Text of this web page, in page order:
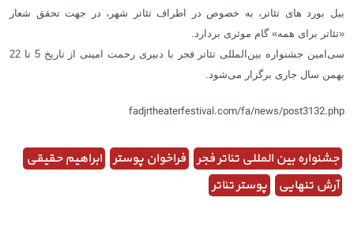
بیل بورد های تئاتر، به خصوص در اطراف تئاتر شهر، در جهت تحقق شعار
«تئاتر برای همه» گام موثری بردارد.
سی‌امین جشنواره بین‌المللی تئاتر فجر با دبیری رحمت امینی از تاریخ 5 تا 22
بهمن سال جاری برگزار می‌شود.
fadjrtheaterfestival.com/fa/news/post3132.php
جشنواره بین المللی تئاتر فجر فراخوان پوستر
ابراهیم حقیقی
آرش تنهایی
پوستر تئاتر